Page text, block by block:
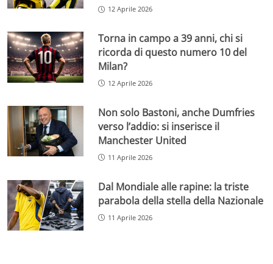
12 Aprile 2026
Torna in campo a 39 anni, chi si
ricorda di questo numero 10 del
Milan?
12 Aprile 2026
Non solo Bastoni, anche Dumfries
verso l’addio: si inserisce il
Manchester United
11 Aprile 2026
Dal Mondiale alle rapine: la triste
parabola della stella della Nazionale
11 Aprile 2026